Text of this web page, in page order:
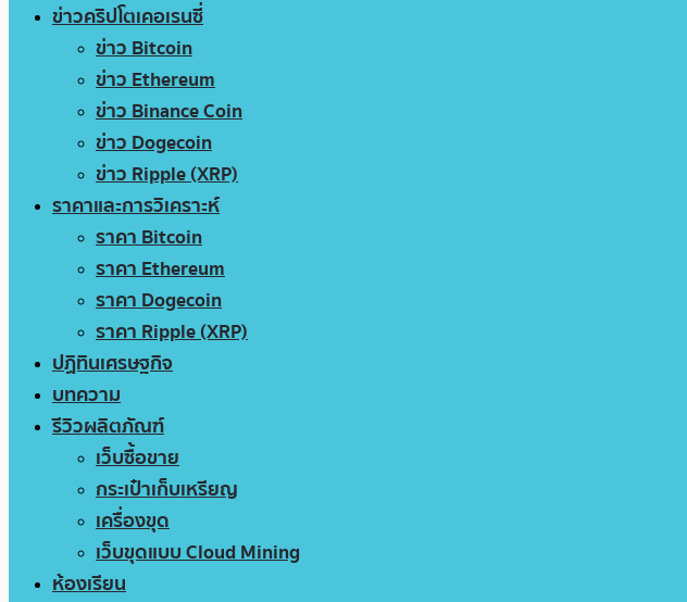
ข่าวคริปโตเคอเรนซี่
ข่าว Bitcoin
ข่าว Ethereum
ข่าว Binance Coin
ข่าว Dogecoin
ข่าว Ripple (XRP)
ราคาและการวิเคราะห์
ราคา Bitcoin
ราคา Ethereum
ราคา Dogecoin
ราคา Ripple (XRP)
ปฏิทินเศรษฐกิจ
บทความ
รีวิวผลิตภัณฑ์
เว็บซื้อขาย
กระเป๋าเก็บเหรียญ
เครื่องขุด
เว็บขุดแบบ Cloud Mining
ห้องเรียน